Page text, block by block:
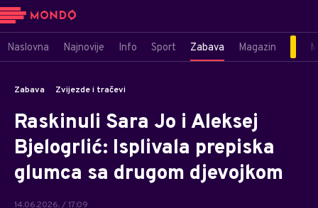
Naslovna Najnovije Info Sport Zabava Magazin
Zabava Zvijezde i tračevi
Raskinuli Sara Jo i Aleksej
Bjelogrlić: Isplivala prepiska
glumca sa drugom djevojkom
14.06.2026. / 17:09